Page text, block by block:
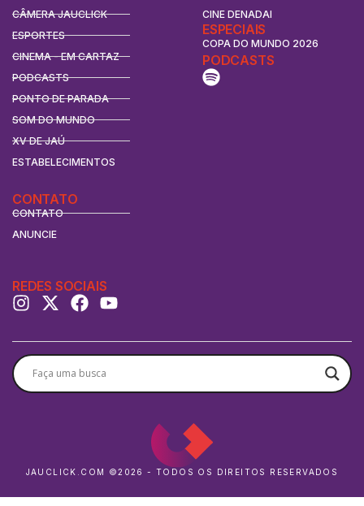
CÂMERA JAUCLICK
ESPORTES
CINEMA - EM CARTAZ
PODCASTS
PONTO DE PARADA
SOM DO MUNDO
XV DE JAÚ
ESTABELECIMENTOS
CINE DENADAI
ESPECIAIS
COPA DO MUNDO 2026
CONTATO
CONTATO
ANUNCIE
PODCASTS
REDES SOCIAIS
JAUCLICK.COM ©2026 - TODOS OS DIREITOS RESERVADOS